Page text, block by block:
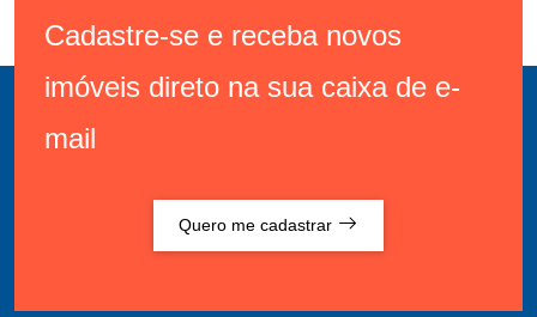
Cadastre-se e receba novos
imóveis direto na sua caixa de e-
mail
Quero me cadastrar